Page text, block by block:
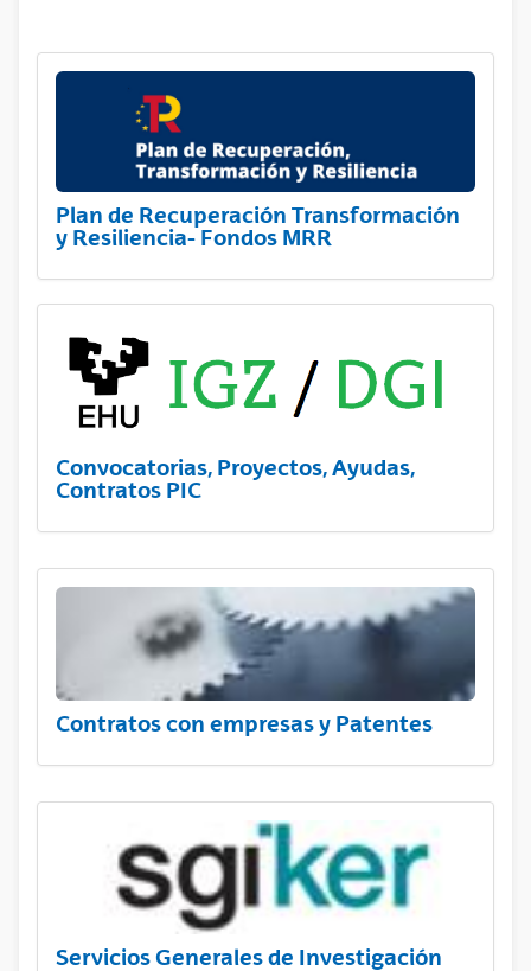
Plan de Recuperación Transformación
y Resiliencia- Fondos MRR
Convocatorias, Proyectos, Ayudas,
Contratos PIC
Contratos con empresas y Patentes
Servicios Generales de Investigación